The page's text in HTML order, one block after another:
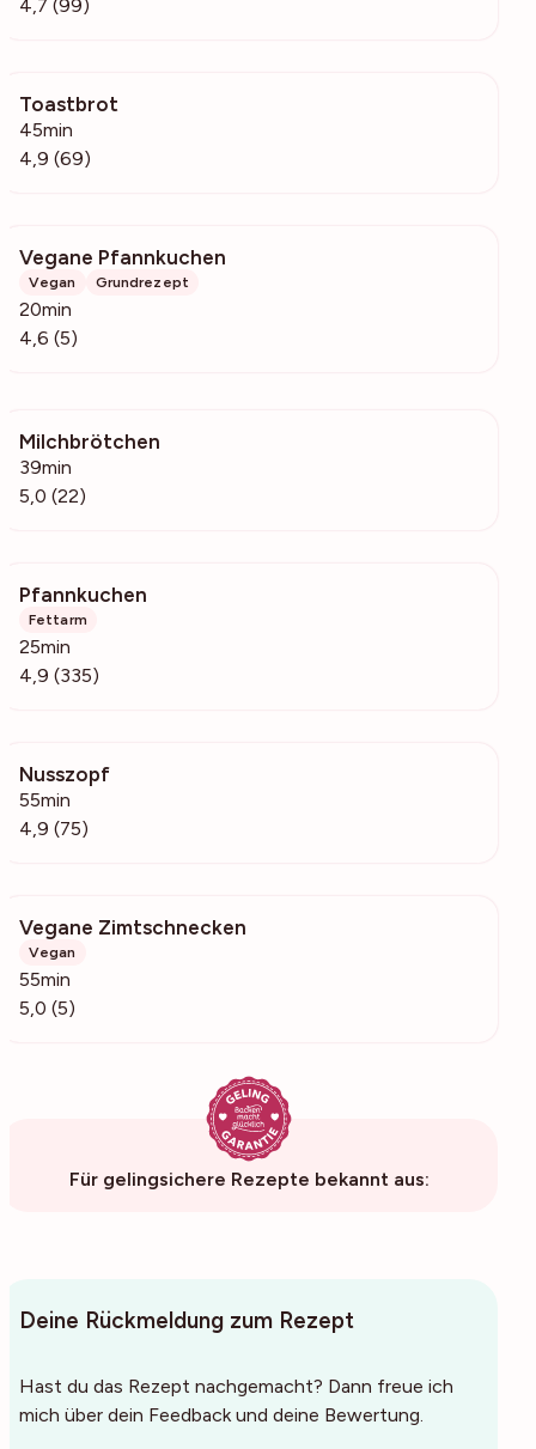
4,7 (99)
Toastbrot
45min
4,9 (69)
Vegane Pfannkuchen
Vegan Grundrezept
20min
4,6 (5)
Milchbrötchen
39min
5,0 (22)
Pfannkuchen
Fettarm
25min
4,9 (335)
Nusszopf
55min
4,9 (75)
Vegane Zimtschnecken
Vegan
55min
5,0 (5)
Für gelingsichere Rezepte bekannt aus:
Deine Rückmeldung zum Rezept
Hast du das Rezept nachgemacht? Dann freue ich
mich über dein Feedback und deine Bewertung.